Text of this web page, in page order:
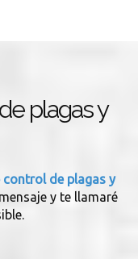
plagas y
de plagas y
y te llamaré